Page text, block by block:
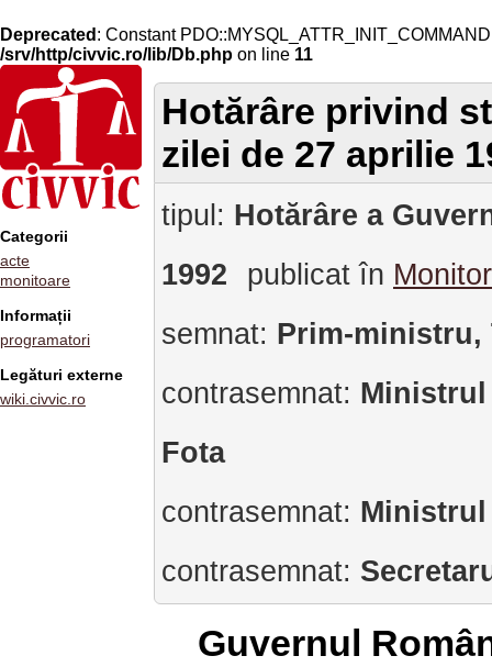
Deprecated : Constant
/srv/http/civvic.ro/lib/Db.php on line 11
Categorii
acte
monitoare
Informații
programatori
Legături externe
wiki.civvic.ro
Hotărâre privind
zilei de 27 aprilie
tipul: Hotărâre a
1992
publicat în
semnat: Prim-ministru,
contrasemnat:
Fota
contrasemnat: Ministrul
contrasemnat:
Guvernul